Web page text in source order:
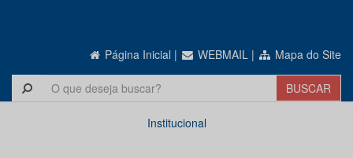
Página Inicial | WEBMAIL | Mapa do Site
Institucional